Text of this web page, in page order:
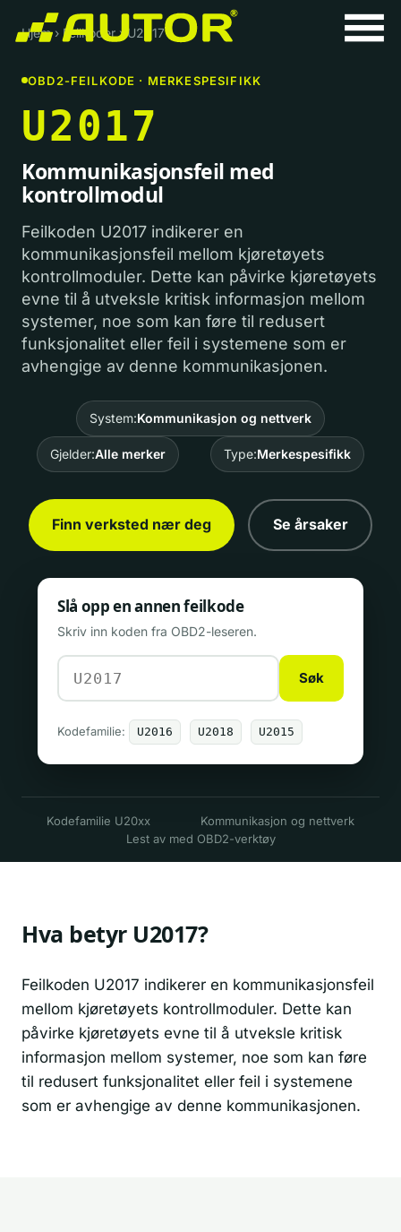
Hjem› Feilkoder› U2017
OBD2-FEILKODE · MERKESPESIFIKK
U2017
Kommunikasjonsfeil med
kontrollmodul
Feilkoden U2017 indikerer en
kommunikasjonsfeil mellom kjøretøyets
kontrollmoduler. Dette kan påvirke kjøretøyets
evne til å utveksle kritisk informasjon mellom
systemer, noe som kan føre til redusert
funksjonalitet eller feil i systemene som er
avhengige av denne kommunikasjonen.
System:Kommunikasjon og nettverk
Gjelder:Alle merker Type:Merkespesifikk
Finn verksted nær deg Se årsaker
Slå opp en annen feilkode
Skriv inn koden fra OBD2-leseren.
Søk
Kodefamilie: U2016 U2018 U2015
Kodefamilie U20xx
Kommunikasjon og nettverk
Lest av med OBD2-verktøy
Hva betyr U2017?
Feilkoden U2017 indikerer en kommunikasjonsfeil
mellom kjøretøyets kontrollmoduler. Dette kan
påvirke kjøretøyets evne til å utveksle kritisk
informasjon mellom systemer, noe som kan føre
til redusert funksjonalitet eller feil i systemene
som er avhengige av denne kommunikasjonen.